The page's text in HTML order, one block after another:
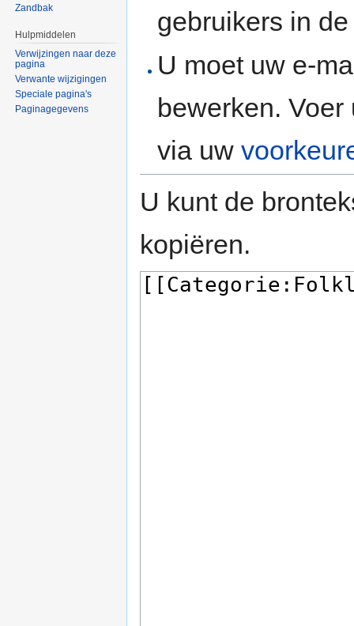
gebruikers in
U moet uw e-
bewerken.
via uw
U kunt de
kopiëren.
Zandbak
Hulpmiddelen
Verwijzingen naar deze
pagina
Verwante wijzigingen
Speciale pagina's
Paginagegevens